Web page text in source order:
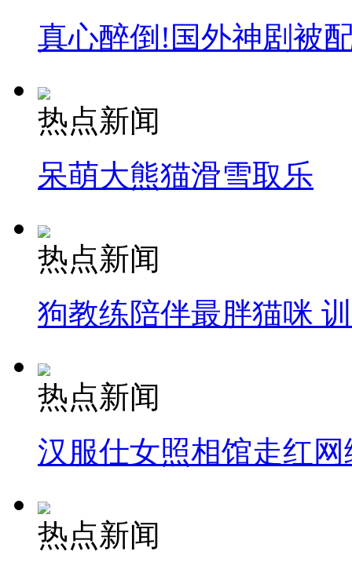
真心醉倒!国外神剧被
热点新闻
呆萌大熊猫滑雪取乐
热点新闻
狗教练陪伴最胖猫咪
热点新闻
汉服仕女照相馆走红网
热点新闻